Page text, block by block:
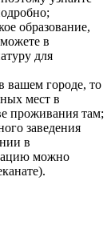
образование,
в
для
вашем городе, то
мест в
проживания там;
заведения
в
можно